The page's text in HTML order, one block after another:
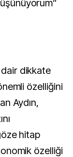
dair dikkate
özelliğini
Aydın,
hitap
özelliği